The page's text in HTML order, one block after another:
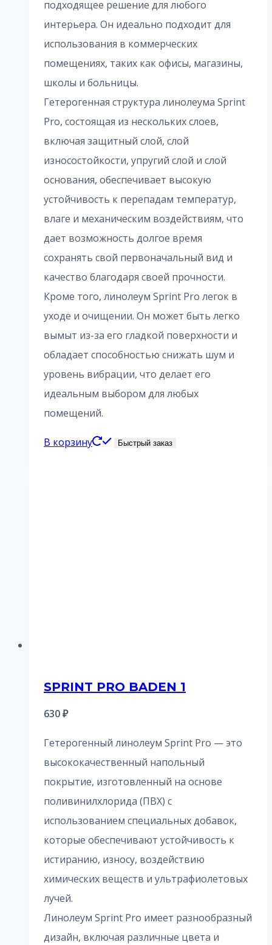
подходящее решение для любого
интерьера. Он идеально подходит для
использования в коммерческих
помещениях, таких как офисы, магазины,
школы и больницы.
Гетерогенная структура линолеума Sprint
Pro, состоящая из нескольких слоев,
включая защитный слой, слой
износостойкости, упругий слой и слой
основания, обеспечивает высокую
устойчивость к перепадам температур,
влаге и механическим воздействиям, что
дает возможность долгое время
сохранять свой первоначальный вид и
качество благодаря своей прочности.
Кроме того, линолеум Sprint Pro легок в
уходе и очищении. Он может быть легко
вымыт из-за его гладкой поверхности и
обладает способностью снижать шум и
уровень вибрации, что делает его
идеальным выбором для любых
помещений.
В корзину Быстрый заказ
SPRINT PRO BADEN 1
630₽
Гетерогенный линолеум Sprint Pro — это
высококачественный напольный
покрытие, изготовленный на основе
поливинилхлорида (ПВХ) с
использованием специальных добавок,
которые обеспечивают устойчивость к
истиранию, износу, воздействию
химических веществ и ультрафиолетовых
лучей.
Линолеум Sprint Pro имеет разнообразный
дизайн, включая различные цвета и